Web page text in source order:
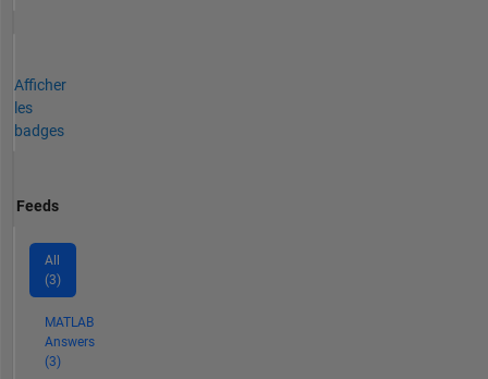
Afficher
les
badges
Feeds
All
(3)
MATLAB
Answers
(3)